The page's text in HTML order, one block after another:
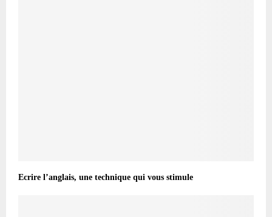
Ecrire l’anglais, une technique qui vous stimule